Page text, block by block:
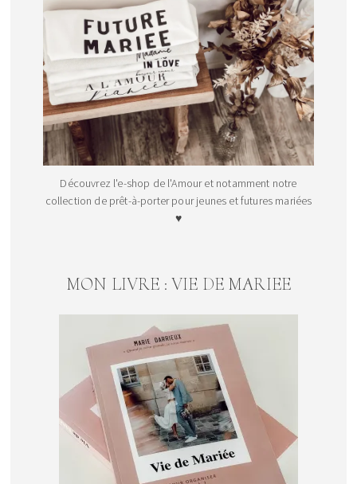
Découvrez l'e-shop de l'Amour et notamment notre
collection de prêt-à-porter pour jeunes et futures mariées
♥
MON LIVRE : VIE DE MARIEE